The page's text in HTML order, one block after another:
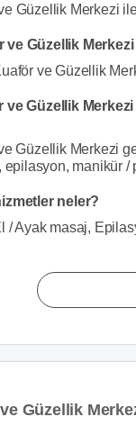
Güzellik Merkezi
ve Güzellik
ve Güzellik
Güzellik
Güzellik Merkezi
epilasyon, manikür
neler?
/ Ayak masaj,
Güzellik